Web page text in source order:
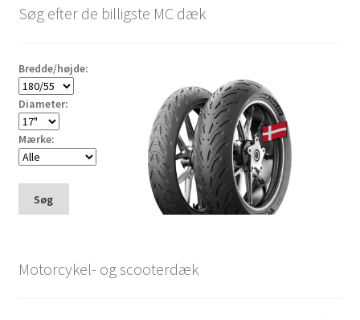
Søg efter de billigste MC dæk
Bredde/højde:
Diameter:
Mærke:
Søg
Motorcykel- og scooterdæk